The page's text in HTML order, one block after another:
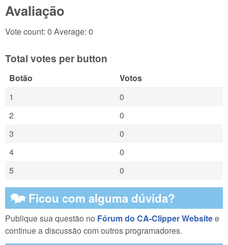
Avaliação
Vote count: 0 Average: 0
Total votes per button
Botão
Votos
1
0
2
0
3
0
4
0
5
0
🗫 Ficou com alguma dúvida?
Publique sua questão no Fórum do CA-Clipper Websitee
continue a discussão com outros programadores.